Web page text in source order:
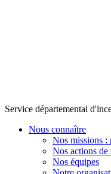
Service départemental
Nous connaître
Nos missions :
Nos actions de
Nos équipes